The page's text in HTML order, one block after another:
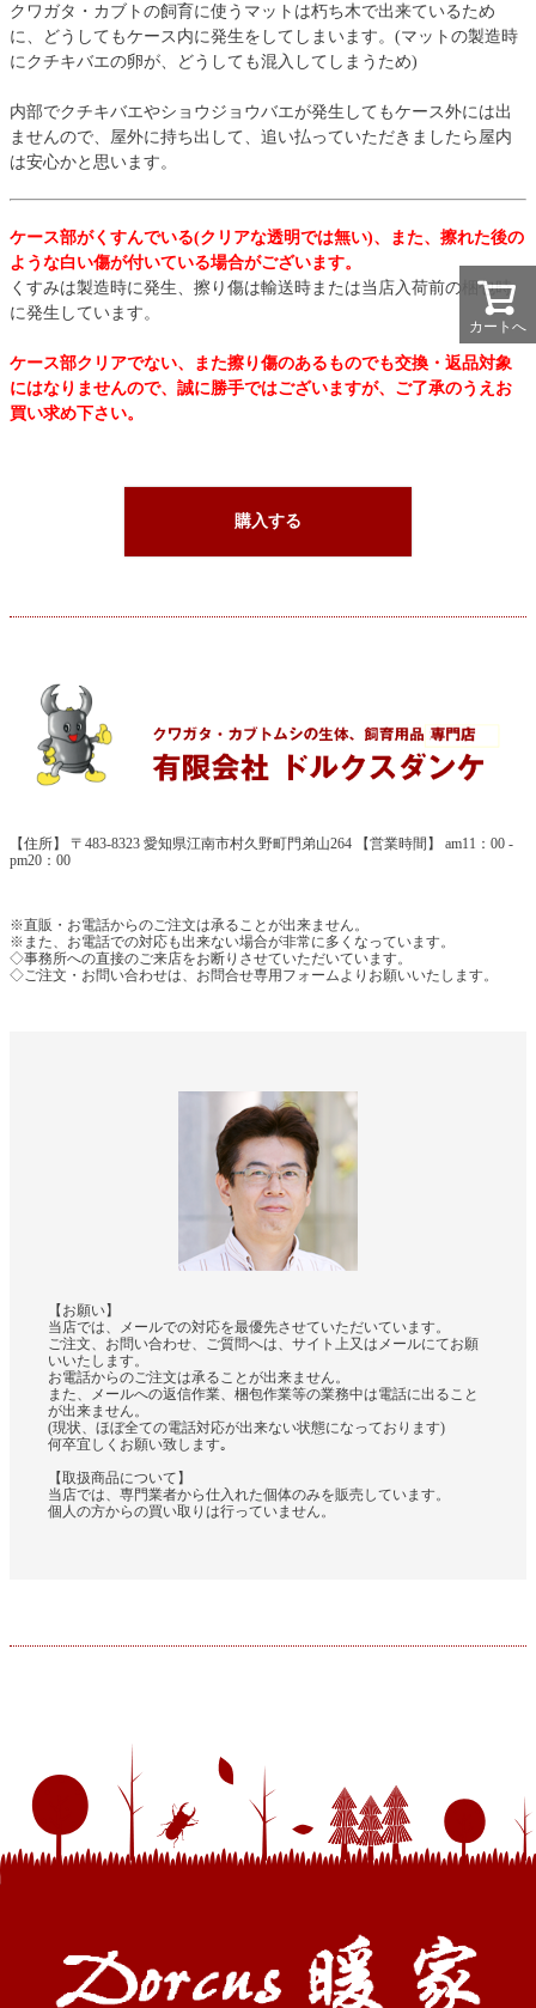
クワガタ・カブトの飼育に使うマットは朽ち木で出来ているため
に、どうしてもケース内に発生をしてしまいます。(マットの製造時
にクチキバエの卵が、どうしても混入してしまうため)
内部でクチキバエやショウジョウバエが発生してもケース外には出
ませんので、屋外に持ち出して、追い払っていただきましたら屋内
は安心かと思います。
ケース部がくすんでいる(クリアな透明では無い)、また、擦れた後の
ような白い傷が付いている場合がございます。
くすみは製造時に発生、擦り傷は輸送時または当店入荷前の梱包時
に発生しています。
ケース部クリアでない、また擦り傷のあるものでも交換・返品対象
にはなりませんので、誠に勝手ではございますが、ご了承のうえお
買い求め下さい。
購入する
【住所】 〒483-8323 愛知県江南市村久野町門弟山264 【営業時間】 am11：00 -
pm20：00
※直販・お電話からのご注文は承ることが出来ません。
※また、お電話での対応も出来ない場合が非常に多くなっています。
◇事務所への直接のご来店をお断りさせていただいています。
◇ご注文・お問い合わせは、お問合せ専用フォームよりお願いいたします。
【お願い】
当店では、メールでの対応を最優先させていただいています。
ご注文、お問い合わせ、ご質問へは、サイト上又はメールにてお願
いいたします。
お電話からのご注文は承ることが出来ません。
また、メールへの返信作業、梱包作業等の業務中は電話に出ること
が出来ません。
(現状、ほぼ全ての電話対応が出来ない状態になっております)
何卒宜しくお願い致します｡
【取扱商品について】
当店では、専門業者から仕入れた個体のみを販売しています。
個人の方からの買い取りは行っていません。
カートへ